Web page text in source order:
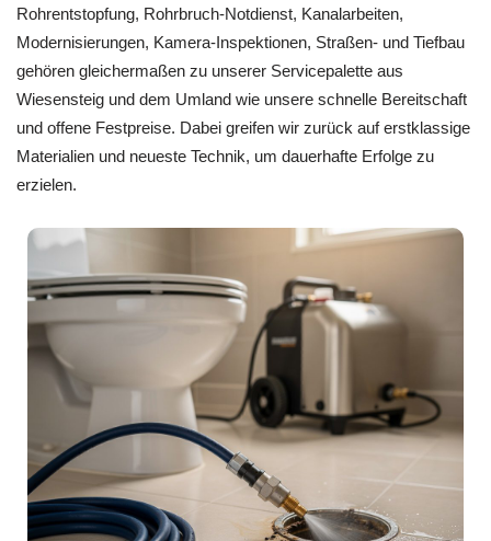
Rohrentstopfung, Rohrbruch-Notdienst, Kanalarbeiten,
Modernisierungen, Kamera-Inspektionen, Straßen- und Tiefbau
gehören gleichermaßen zu unserer Servicepalette aus
Wiesensteig und dem Umland wie unsere schnelle Bereitschaft
und offene Festpreise. Dabei greifen wir zurück auf erstklassige
Materialien und neueste Technik, um dauerhafte Erfolge zu
erzielen.